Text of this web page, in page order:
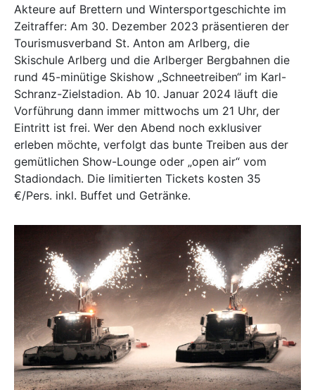
Akteure auf Brettern und Wintersportgeschichte im
Zeitraffer: Am 30. Dezember 2023 präsentieren der
Tourismusverband St. Anton am Arlberg, die
Skischule Arlberg und die Arlberger Bergbahnen die
rund 45-minütige Skishow „Schneetreiben“ im Karl-
Schranz-Zielstadion. Ab 10. Januar 2024 läuft die
Vorführung dann immer mittwochs um 21 Uhr, der
Eintritt ist frei. Wer den Abend noch exklusiver
erleben möchte, verfolgt das bunte Treiben aus der
gemütlichen Show-Lounge oder „open air“ vom
Stadiondach. Die limitierten Tickets kosten 35
€/Pers. inkl. Buffet und Getränke.